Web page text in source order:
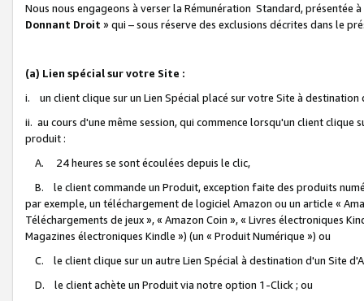
Nous nous engageons à verser la Rémunération Standard, présentée
Donnant Droit » qui – sous réserve des exclusions décrites dans le
(a) Lien spécial sur votre Site :
i. un client clique sur un Lien Spécial placé sur votre Site à destination
ii. au cours d'une même session, qui commence lorsqu'un client
produit :
A. 24 heures se sont écoulées depuis le clic,
B. le client commande un Produit, exception faite des produits
par exemple, un téléchargement de logiciel Amazon ou un article «
Téléchargements de jeux », « Amazon Coin », « Livres électroniques
Magazines électroniques Kindle ») (un « Produit Numérique ») ou
C. le client clique sur un autre Lien Spécial à destination d'un Site
D. le client achète un Produit via notre option 1-Click ; ou